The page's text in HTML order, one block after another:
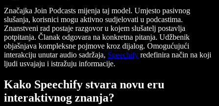
Značajka Join Podcasts mijenja taj model. Umjesto pasivnog
slušanja, korisnici mogu aktivno sudjelovati u podcastima.
Znanstveni rad postaje razgovor u kojem slušatelj postavlja
potpitanja. Članak odgovara na konkretna pitanja. Udžbenik
objašnjava kompleksne pojmove kroz dijalog. Omogućujući
interakciju unutar audio sadržaja, Speechify redefinira način na koji
ljudi usvajaju i istražuju informacije.
Kako Speechify stvara novu eru
interaktivnog znanja?